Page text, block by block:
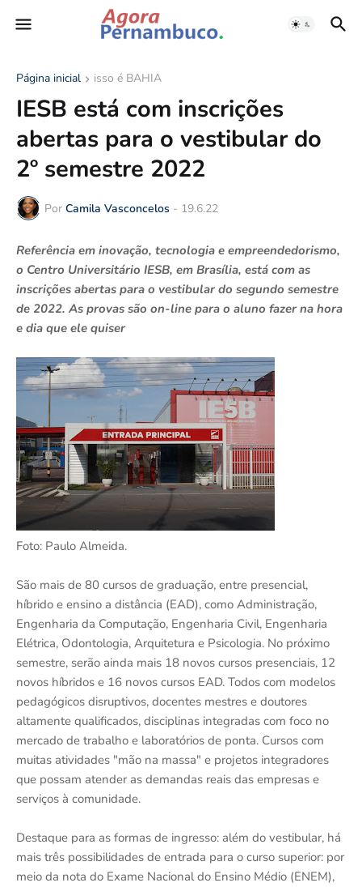
Página inicial isso é BAHIA
IESB está com inscrições
abertas para o vestibular do
2º semestre 2022
Por Camila Vasconcelos - 19.6.22
Referência em inovação, tecnologia e empreendedorismo,
o Centro Universitário IESB, em Brasília, está com as
inscrições abertas para o vestibular do segundo semestre
de 2022. As provas são on-line para o aluno fazer na hora
e dia que ele quiser
Foto: Paulo Almeida.
São mais de 80 cursos de graduação, entre presencial,
híbrido e ensino a distância (EAD), como Administração,
Engenharia da Computação, Engenharia Civil, Engenharia
Elétrica, Odontologia, Arquitetura e Psicologia. No próximo
semestre, serão ainda mais 18 novos cursos presenciais, 12
novos híbridos e 16 novos cursos EAD. Todos com modelos
pedagógicos disruptivos, docentes mestres e doutores
altamente qualificados, disciplinas integradas com foco no
mercado de trabalho e laboratórios de ponta. Cursos com
muitas atividades "mão na massa" e projetos integradores
que possam atender as demandas reais das empresas e
serviços à comunidade.
Destaque para as formas de ingresso: além do vestibular, há
mais três possibilidades de entrada para o curso superior: por
meio da nota do Exame Nacional do Ensino Médio (ENEM),